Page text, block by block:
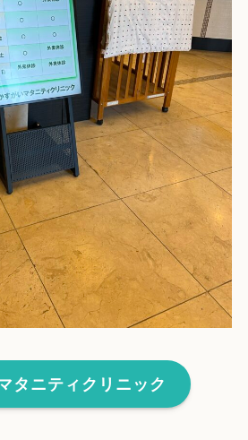
タニティクリニック